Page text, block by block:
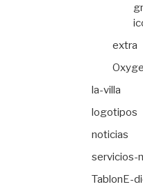
extra
la-villa
logotipos
noticias
servicios-
TablonE-